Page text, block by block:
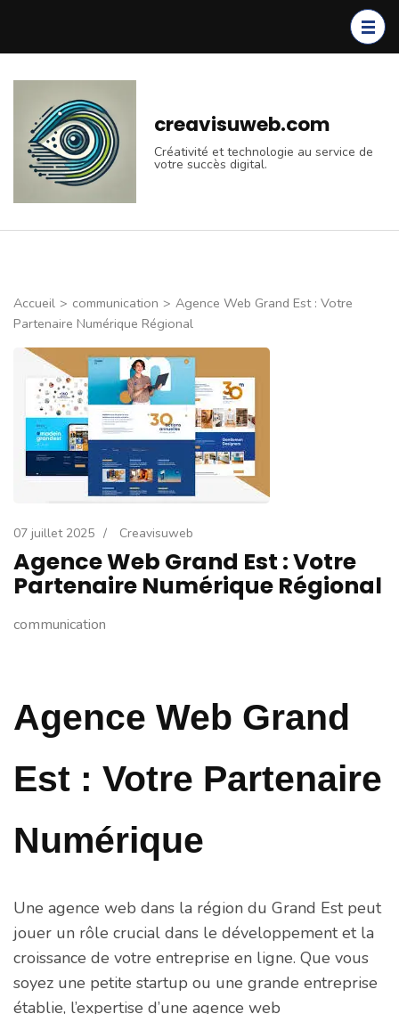
(Pressez
Entrée)
creavisuweb.com
Créativité et technologie au service de
votre succès digital.
Accueil > communication > Agence Web Grand Est : Votre
Partenaire Numérique Régional
07 juillet 2025 / Creavisuweb
Agence Web Grand Est : Votre
Partenaire Numérique Régional
communication
Agence Web Grand
Est : Votre Partenaire
Numérique
Une agence web dans la région du Grand Est peut
jouer un rôle crucial dans le développement et la
croissance de votre entreprise en ligne. Que vous
soyez une petite startup ou une grande entreprise
établie, l’expertise d’une agence web